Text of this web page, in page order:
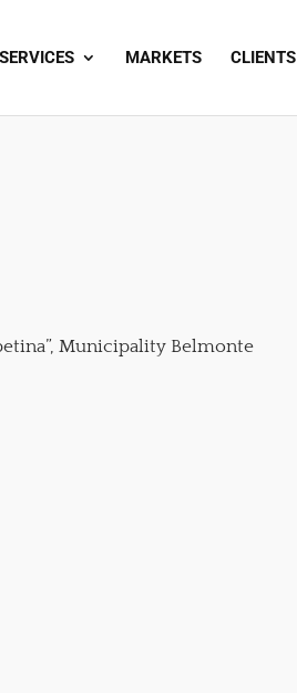
SERVICES MARKETS CLIENTS
Municipality Belmonte